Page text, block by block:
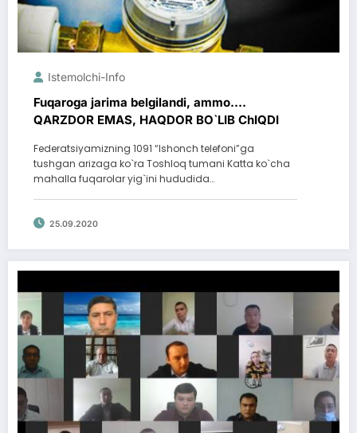
Istemolchi-Info
Fuqaroga jarima belgilandi, ammo….
QАRZDOR EMАS, HАQDOR BO`LIB ChIQDI
Federatsiyamizning 1091 “Ishonch telefoni”ga
tushgan arizaga ko`ra Toshloq tumani Katta ko`cha
mahalla fuqarolar yig`ini hududida…
25.09.2020